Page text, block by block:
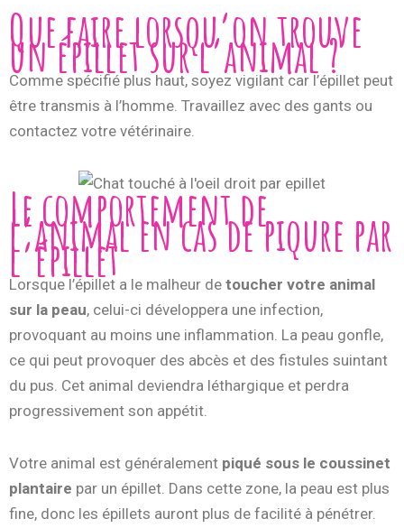
Que faire lorsqu’on trouve
un épillet sur l’animal ?
Comme spécifié plus haut, soyez vigilant car l’épillet peut
être transmis à l’homme. Travaillez avec des gants ou
contactez votre vétérinaire.
Le comportement de
l’animal en cas de piqure par
l’épillet
Lorsque l’épillet a le malheur de toucher votre animal
sur la peau, celui-ci développera une infection,
provoquant au moins une inflammation. La peau gonfle,
ce qui peut provoquer des abcès et des fistules suintant
du pus. Cet animal deviendra léthargique et perdra
progressivement son appétit.
Votre animal est généralement piqué sous le coussinet
plantaire par un épillet. Dans cette zone, la peau est plus
fine, donc les épillets auront plus de facilité à pénétrer.